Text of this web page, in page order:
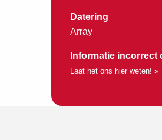
Datering
Array
Informatie incorrect
Laat het ons hier weten! »